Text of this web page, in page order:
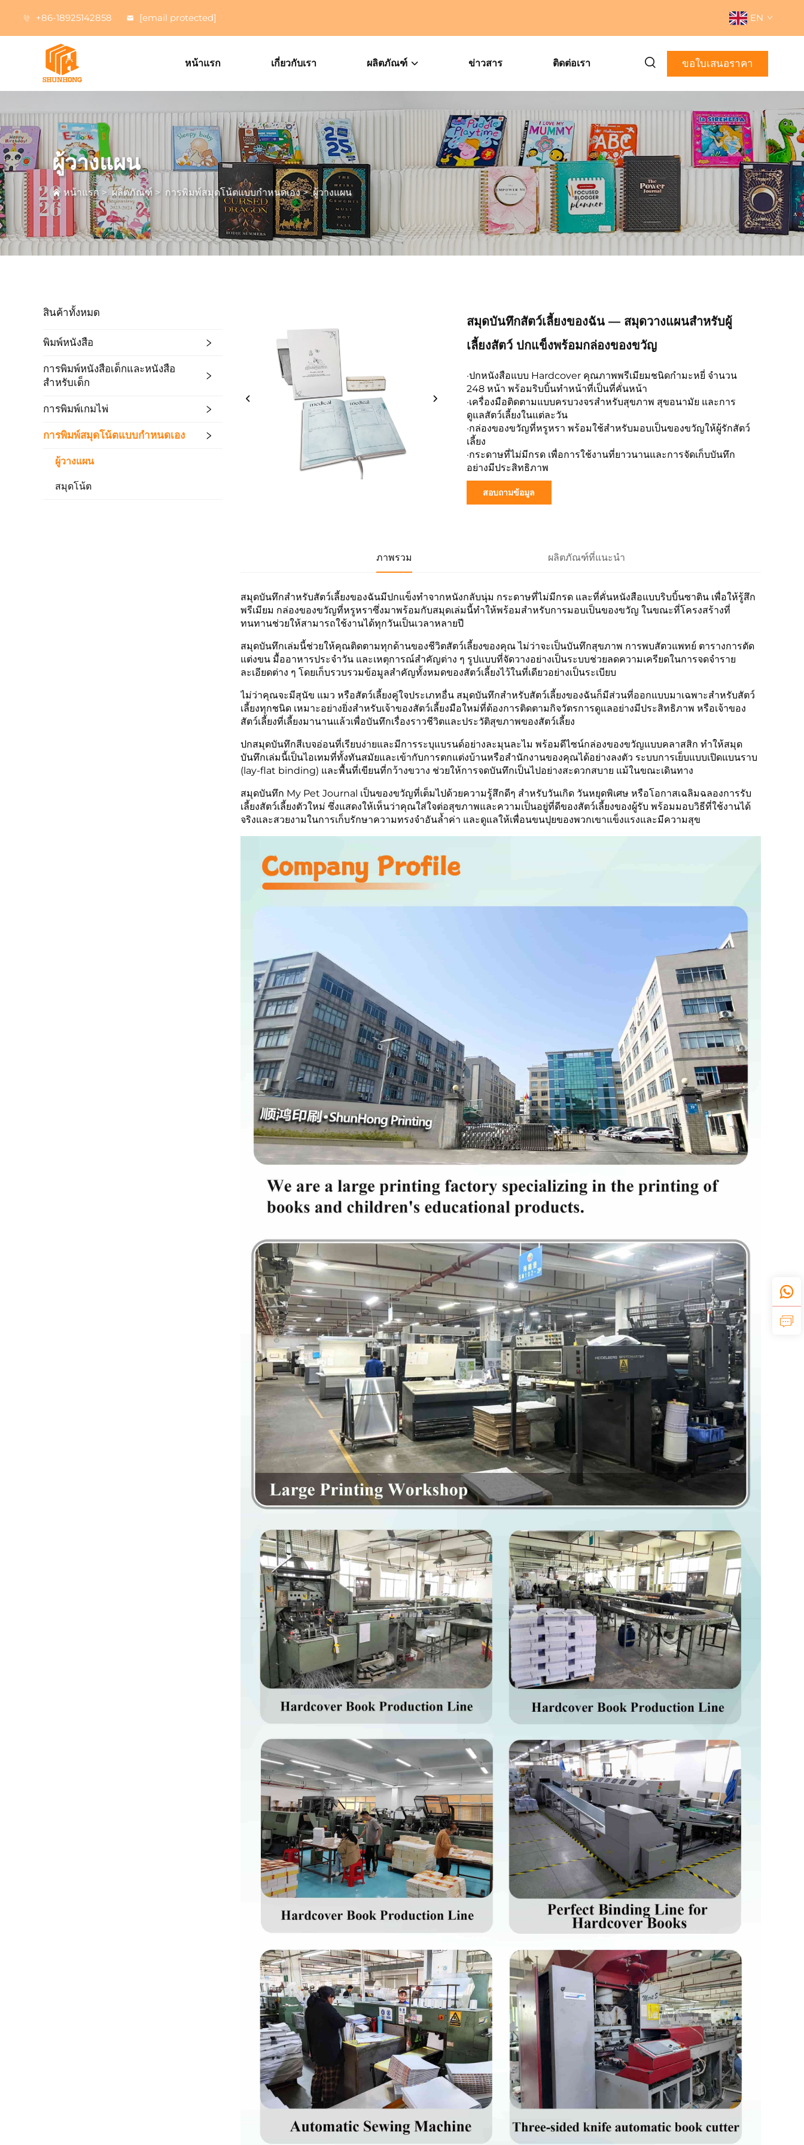
+86-18925142858 [email protected] EN
หน้าแรก เกี่ยวกับเรา ผลิตภัณฑ์ ข่าวสาร ติดต่อเรา ขอใบเสนอราคา
ผู้วางแผน
หน้าแรก> ผลิตภัณฑ์ > การพิมพ์สมุดโน้ตแบบกำหนดเอง>ผู้วางแผน
สินค้าทั้งหมด
พิมพ์หนังสือ
การพิมพ์หนังสือเด็กและหนังสือ
สำหรับเด็ก
การพิมพ์เกมไพ่
การพิมพ์สมุดโน้ตแบบกำหนดเอง
ผู้วางแผน
สมุดโน้ต
สมุดบันทึกสัตว์เลี้ยงของฉัน — สมุดวางแผนสำหรับผู้
เลี้ยงสัตว์ ปกแข็งพร้อมกล่องของขวัญ
·ปกหนังสือแบบ Hardcover คุณภาพพรีเมียมชนิดกำมะหยี่ จำนวน
248 หน้า พร้อมริบบิ้นทำหน้าที่เป็นที่คั่นหน้า
·เครื่องมือติดตามแบบครบวงจรสำหรับสุขภาพ สุขอนามัย และการ
ดูแลสัตว์เลี้ยงในแต่ละวัน
·กล่องของขวัญที่หรูหรา พร้อมใช้สำหรับมอบเป็นของขวัญให้ผู้รักสัตว์
เลี้ยง
·กระดาษที่ไม่มีกรด เพื่อการใช้งานที่ยาวนานและการจัดเก็บบันทึก
อย่างมีประสิทธิภาพ
สอบถามข้อมูล
ภาพรวม ผลิตภัณฑ์ที่แนะนำ
สมุดบันทึกสำหรับสัตว์เลี้ยงของฉันมีปกแข็งทำจากหนังกลับนุ่ม กระดาษที่ไม่มีกรด และที่คั่นหนังสือแบบริบบิ้นซาติน เพื่อให้รู้สึก
พรีเมียม กล่องของขวัญที่หรูหราซึ่งมาพร้อมกับสมุดเล่มนี้ทำให้พร้อมสำหรับการมอบเป็นของขวัญ ในขณะที่โครงสร้างที่
ทนทานช่วยให้สามารถใช้งานได้ทุกวันเป็นเวลาหลายปี
สมุดบันทึกเล่มนี้ช่วยให้คุณติดตามทุกด้านของชีวิตสัตว์เลี้ยงของคุณ ไม่ว่าจะเป็นบันทึกสุขภาพ การพบสัตวแพทย์ ตารางการตัด
แต่งขน มื้ออาหารประจำวัน และเหตุการณ์สำคัญต่าง ๆ รูปแบบที่จัดวางอย่างเป็นระบบช่วยลดความเครียดในการจดจำราย
ละเอียดต่าง ๆ โดยเก็บรวบรวมข้อมูลสำคัญทั้งหมดของสัตว์เลี้ยงไว้ในที่เดียวอย่างเป็นระเบียบ
ไม่ว่าคุณจะมีสุนัข แมว หรือสัตว์เลี้ยงคู่ใจประเภทอื่น สมุดบันทึกสำหรับสัตว์เลี้ยงของฉันก็มีส่วนที่ออกแบบมาเฉพาะสำหรับสัตว์
เลี้ยงทุกชนิด เหมาะอย่างยิ่งสำหรับเจ้าของสัตว์เลี้ยงมือใหม่ที่ต้องการติดตามกิจวัตรการดูแลอย่างมีประสิทธิภาพ หรือเจ้าของ
สัตว์เลี้ยงที่เลี้ยงมานานแล้วเพื่อบันทึกเรื่องราวชีวิตและประวัติสุขภาพของสัตว์เลี้ยง
ปกสมุดบันทึกสีเบจอ่อนที่เรียบง่ายและมีการระบุแบรนด์อย่างละมุนละไม พร้อมดีไซน์กล่องของขวัญแบบคลาสสิก ทำให้สมุด
บันทึกเล่มนี้เป็นไอเทมที่ทั้งทันสมัยและเข้ากับการตกแต่งบ้านหรือสำนักงานของคุณได้อย่างลงตัว ระบบการเย็บแบบเปิดแบนราบ
(lay-flat binding) และพื้นที่เขียนที่กว้างขวาง ช่วยให้การจดบันทึกเป็นไปอย่างสะดวกสบาย แม้ในขณะเดินทาง
สมุดบันทึก My Pet Journal เป็นของขวัญที่เต็มไปด้วยความรู้สึกดีๆ สำหรับวันเกิด วันหยุดพิเศษ หรือโอกาสเฉลิมฉลองการรับ
เลี้ยงสัตว์เลี้ยงตัวใหม่ ซึ่งแสดงให้เห็นว่าคุณใส่ใจต่อสุขภาพและความเป็นอยู่ที่ดีของสัตว์เลี้ยงของผู้รับ พร้อมมอบวิธีที่ใช้งานได้
จริงและสวยงามในการเก็บรักษาความทรงจำอันล้ำค่า และดูแลให้เพื่อนขนปุยของพวกเขาแข็งแรงและมีความสุข